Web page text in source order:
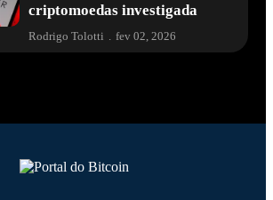
criptomoedas investigada
Rodrigo Tolotti fev 02, 2026